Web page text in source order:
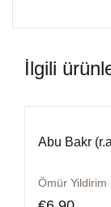
İlgili
Abu Bakr
Ömür Yildirim